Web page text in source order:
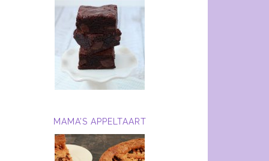
MAMA’S APPELTAART